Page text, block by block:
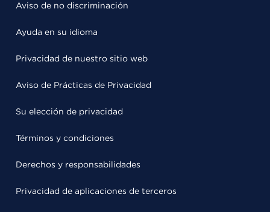
Aviso de no discriminación
Ayuda en su idioma
Privacidad de nuestro sitio web
Aviso de Prácticas de Privacidad
Su elección de privacidad
Términos y condiciones
Derechos y responsabilidades
Privacidad de aplicaciones de terceros